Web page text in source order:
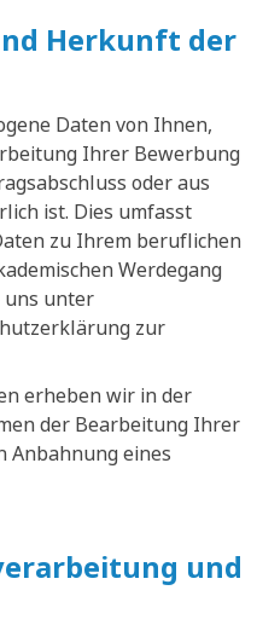
Herkunft der
Daten von Ihnen,
Ihrer Bewerbung
oder aus
ist. Dies umfasst
zu Ihrem beruflichen
Werdegang
uns unter
zur
erheben wir in der
der Bearbeitung Ihrer
Anbahnung eines
und